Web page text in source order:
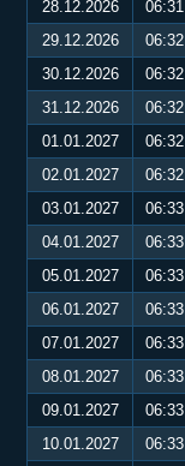
28.12.2026
06:31
29.12.2026
06:32
30.12.2026
06:32
31.12.2026
06:32
01.01.2027
06:32
02.01.2027
06:32
03.01.2027
06:33
04.01.2027
06:33
05.01.2027
06:33
06.01.2027
06:33
07.01.2027
06:33
08.01.2027
06:33
09.01.2027
06:33
10.01.2027
06:33